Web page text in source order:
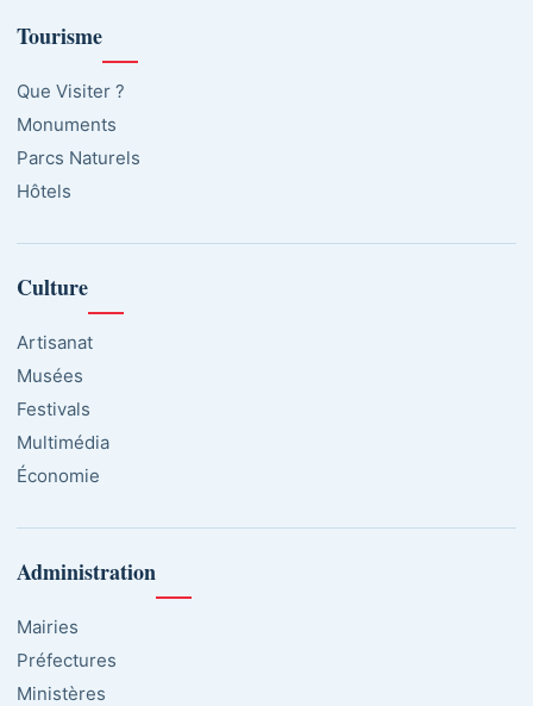
Tourisme
Que Visiter ?
Monuments
Parcs Naturels
Hôtels
Culture
Artisanat
Musées
Festivals
Multimédia
Économie
Administration
Mairies
Préfectures
Ministères